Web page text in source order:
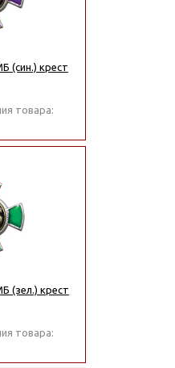
(син.) крест
товара:
(зел.) крест
товара: